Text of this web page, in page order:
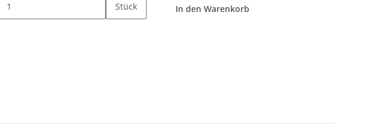
Stück In den Warenkorb